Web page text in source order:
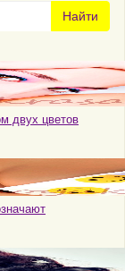
Найти
двух цветов